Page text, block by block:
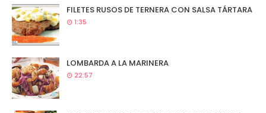
FILETES RUSOS DE TERNERA CON SALSA TÁRTARA
1:35
LOMBARDA A LA MARINERA
22:57